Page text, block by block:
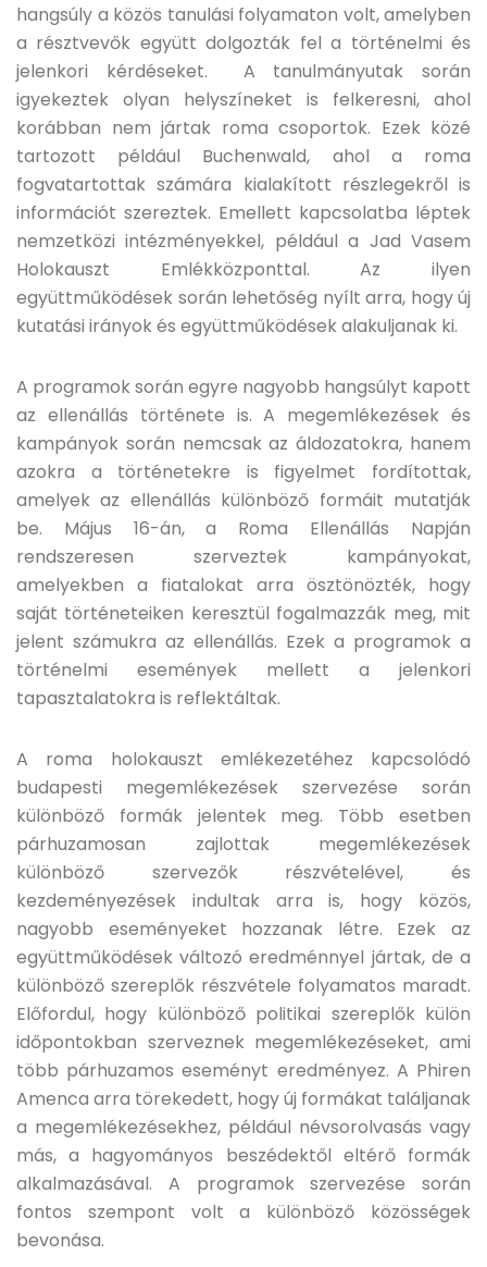
hangsúly a közös tanulási folyamaton volt, amelyben
a résztvevők együtt dolgozták fel a történelmi és
jelenkori kérdéseket. A tanulmányutak során
igyekeztek olyan helyszíneket is felkeresni, ahol
korábban nem jártak roma csoportok. Ezek közé
tartozott például Buchenwald, ahol a roma
fogvatartottak számára kialakított részlegekről is
információt szereztek. Emellett kapcsolatba léptek
nemzetközi intézményekkel, például a Jad Vasem
Holokauszt Emlékközponttal. Az ilyen
együttműködések során lehetőség nyílt arra, hogy új
kutatási irányok és együttműködések alakuljanak ki.
A programok során egyre nagyobb hangsúlyt kapott
az ellenállás története is. A megemlékezések és
kampányok során nemcsak az áldozatokra, hanem
azokra a történetekre is figyelmet fordítottak,
amelyek az ellenállás különböző formáit mutatják
be. Május 16-án, a Roma Ellenállás Napján
rendszeresen szerveztek kampányokat,
amelyekben a fiatalokat arra ösztönözték, hogy
saját történeteiken keresztül fogalmazzák meg, mit
jelent számukra az ellenállás. Ezek a programok a
történelmi események mellett a jelenkori
tapasztalatokra is reflektáltak.
A roma holokauszt emlékezetéhez kapcsolódó
budapesti megemlékezések szervezése során
különböző formák jelentek meg. Több esetben
párhuzamosan zajlottak megemlékezések
különböző szervezők részvételével, és
kezdeményezések indultak arra is, hogy közös,
nagyobb eseményeket hozzanak létre. Ezek az
együttműködések változó eredménnyel jártak, de a
különböző szereplők részvétele folyamatos maradt.
Előfordul, hogy különböző politikai szereplők külön
időpontokban szerveznek megemlékezéseket, ami
több párhuzamos eseményt eredményez. A Phiren
Amenca arra törekedett, hogy új formákat találjanak
a megemlékezésekhez, például névsorolvasás vagy
más, a hagyományos beszédektől eltérő formák
alkalmazásával. A programok szervezése során
fontos szempont volt a különböző közösségek
bevonása.